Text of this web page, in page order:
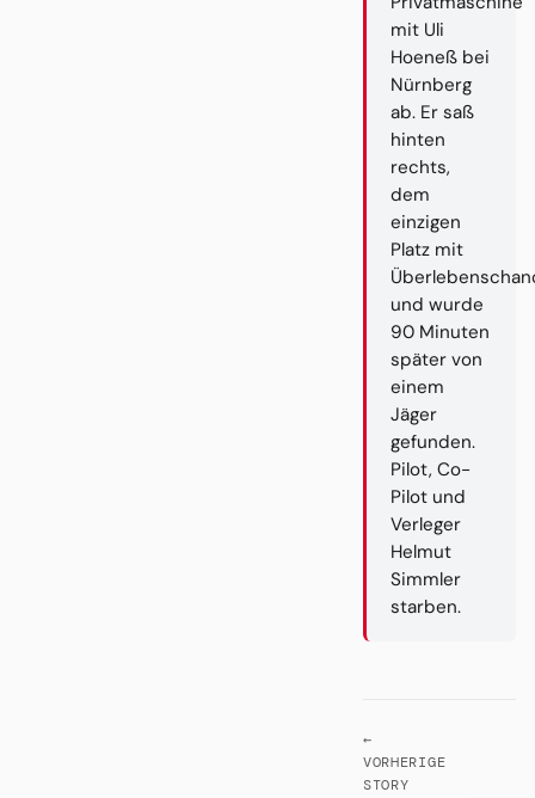
mit Uli
Hoeneß bei
Nürnberg
ab. Er saß
hinten
rechts,
dem
einzigen
Platz mit
und wurde
90 Minuten
später von
einem
Jäger
gefunden.
Pilot, Co-
Pilot und
Verleger
Helmut
Simmler
starben.
←
VORHERIGE
STORY